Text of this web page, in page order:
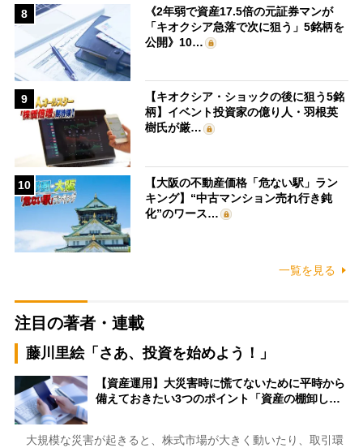
8
《2年弱で資産17.5倍の元証券マンが
「キオクシア急落で次に狙う」5銘柄を
公開》10…
9
【キオクシア・ショックの後に狙う5銘
柄】イベント投資家の億り人・羽根英
樹氏が厳…
10
【大阪の不動産価格「危ない駅」ラン
キング】“中古マンション売れ行き鈍
化”のワース…
一覧を見る
注目の著者・連載
藤川里絵「さあ、投資を始めよう！」
【資産運用】大災害時に慌てないために平時から
備えておきたい3つのポイント「資産の棚卸し…
大規模な災害が起きると、株式市場が大きく動いたり、取引環